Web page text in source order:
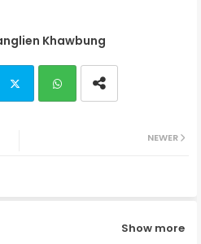
Khawbung
NEWER
Show more